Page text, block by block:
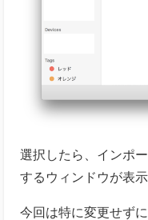
選択したら、インポ
するウィンドウが表示
今回は特に変更せず